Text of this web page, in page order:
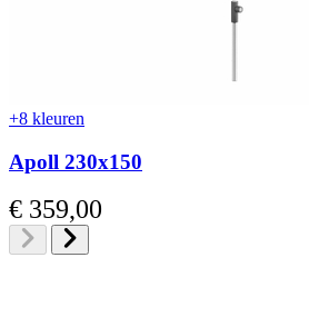
+8 kleuren
Apoll 230x150
Vanaf
€ 359,00